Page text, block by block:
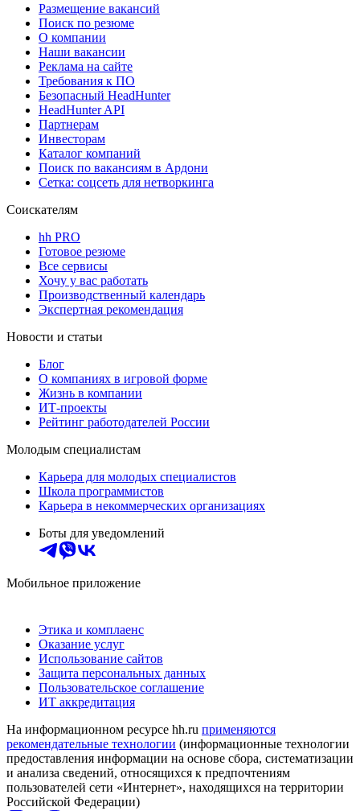
Размещение вакансий
Поиск по резюме
О компании
Наши вакансии
Реклама на сайте
Требования к ПО
Безопасный HeadHunter
HeadHunter API
Партнерам
Инвесторам
Каталог компаний
Поиск по вакансиям в Ардони
Сетка: соцсеть для нетворкинга
Соискателям
hh PRO
Готовое резюме
Все сервисы
Хочу у вас работать
Производственный календарь
Экспертная рекомендация
Новости и статьи
Блог
О компаниях в игровой форме
Жизнь в компании
ИТ-проекты
Рейтинг работодателей России
Молодым специалистам
Карьера для молодых специалистов
Школа программистов
Карьера в некоммерческих организациях
Боты для уведомлений
Мобильное приложение
Этика и комплаенс
Оказание услуг
Использование сайтов
Защита персональных данных
Пользовательское соглашение
ИТ аккредитация
На информационном ресурсе hh.ru применяются
рекомендательные технологии (информационные технологии
предоставления информации на основе сбора, систематизации
и анализа сведений, относящихся к предпочтениям
пользователей сети «Интернет», находящихся на территории
Российской Федерации)